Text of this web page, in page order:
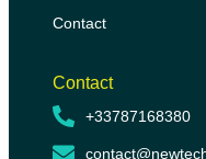
Contact
Contact
+33787168380